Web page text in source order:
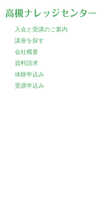
入会と受講のご案内
講座を探す
会社概要
資料請求
体験申込み
受講申込み